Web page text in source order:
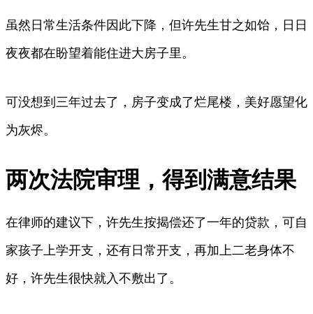
虽然日常生活条件因此下降，但许先生甘之如饴，日日
夜夜都在盼望着能住进大房子里。
可没想到三年过去了，房子变成了烂尾楼，美好愿望化
为灰烬。
两次法院审理，得到满意结果
在律师的建议下，许先生按揭偿还了一年的贷款，可自
家孩子上学开支，还有日常开支，再加上二老身体不
好，许先生很快就入不敷出了。